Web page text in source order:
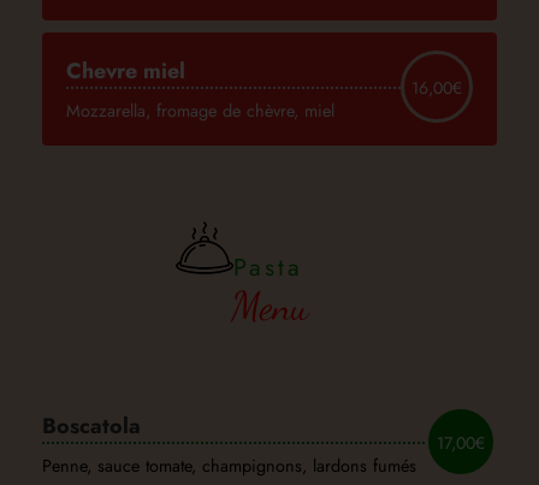
Chevre miel
16,00€
Mozzarella, fromage de chèvre, miel
Pasta
Menu
Boscatola
17,00€
Penne, sauce tomate, champignons, lardons fumés